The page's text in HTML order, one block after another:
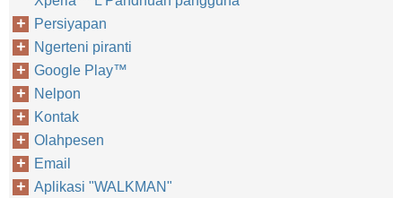
Persiyapan
Ngerteni piranti
Google Play™‎
Nelpon
Kontak
Olahpesen
Email
Aplikasi "WALKMAN"